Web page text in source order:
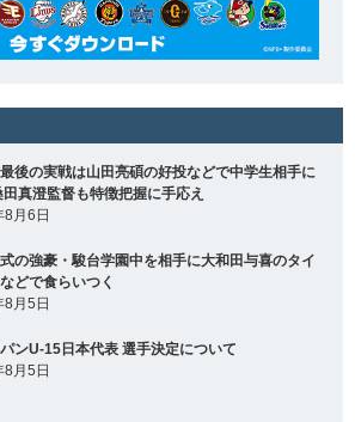
後の実戦は山田亮碩の好投などで中学生相手に
真澄監督も特徴把握に手応え
月6日
の強豪・駿台学園中を相手に大和田与喜のタイ
どで食らいつく
月5日
ンU-15日本代表 選手決定について
月5日